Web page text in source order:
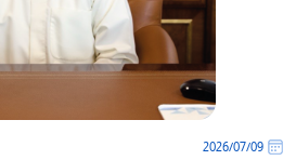
09‏/07‏/2026